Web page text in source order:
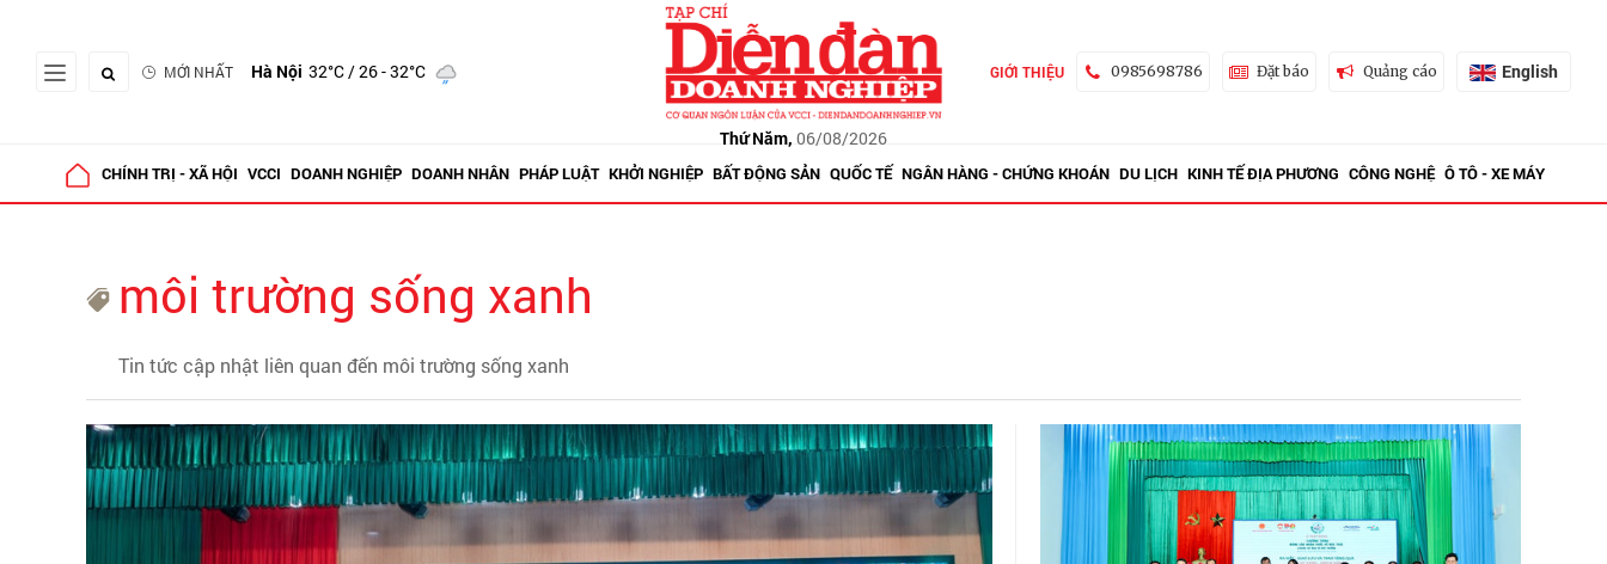
MỚI NHẤT Hà Nội 32°C/ 26 - 32°C
Thứ Năm, 06/08/2026
GIỚI THIỆU 0985698786 Đặt báo Quảng cáo English
CHÍNH TRỊ - XÃ HỘI VCCI DOANH NGHIỆP DOANH NHÂN PHÁP LUẬT KHỞI NGHIỆP BẤT ĐỘNG SẢN QUỐC TẾ NGÂN HÀNG - CHỨNG KHOÁN DU LỊCH KINH TẾ ĐỊA PHƯƠNG CÔNG NGHỆ Ô TÔ - XE MÁY
môi trường sống xanh
Tin tức cập nhật liên quan đến môi trường sống xanh